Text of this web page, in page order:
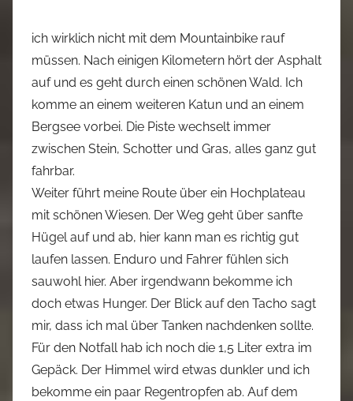
ich wirklich nicht mit dem Mountainbike rauf
müssen. Nach einigen Kilometern hört der Asphalt
auf und es geht durch einen schönen Wald. Ich
komme an einem weiteren Katun und an einem
Bergsee vorbei. Die Piste wechselt immer
zwischen Stein, Schotter und Gras, alles ganz gut
fahrbar.
Weiter führt meine Route über ein Hochplateau
mit schönen Wiesen. Der Weg geht über sanfte
Hügel auf und ab, hier kann man es richtig gut
laufen lassen. Enduro und Fahrer fühlen sich
sauwohl hier. Aber irgendwann bekomme ich
doch etwas Hunger. Der Blick auf den Tacho sagt
mir, dass ich mal über Tanken nachdenken sollte.
Für den Notfall hab ich noch die 1,5 Liter extra im
Gepäck. Der Himmel wird etwas dunkler und ich
bekomme ein paar Regentropfen ab. Auf dem